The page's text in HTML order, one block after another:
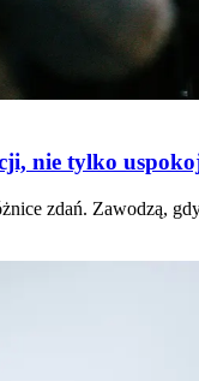
nie tylko
zdań.